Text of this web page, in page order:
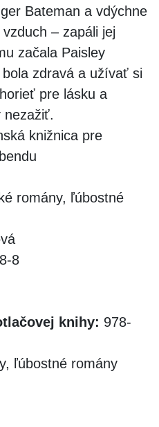
Bateman a vdýchne
– zapáli jej
začala Paisley
zdravá a užívať si
pre lásku a
nezažiť.
knižnica pre
romány, ľúbostné
8
knihy: 978-
ľúbostné romány